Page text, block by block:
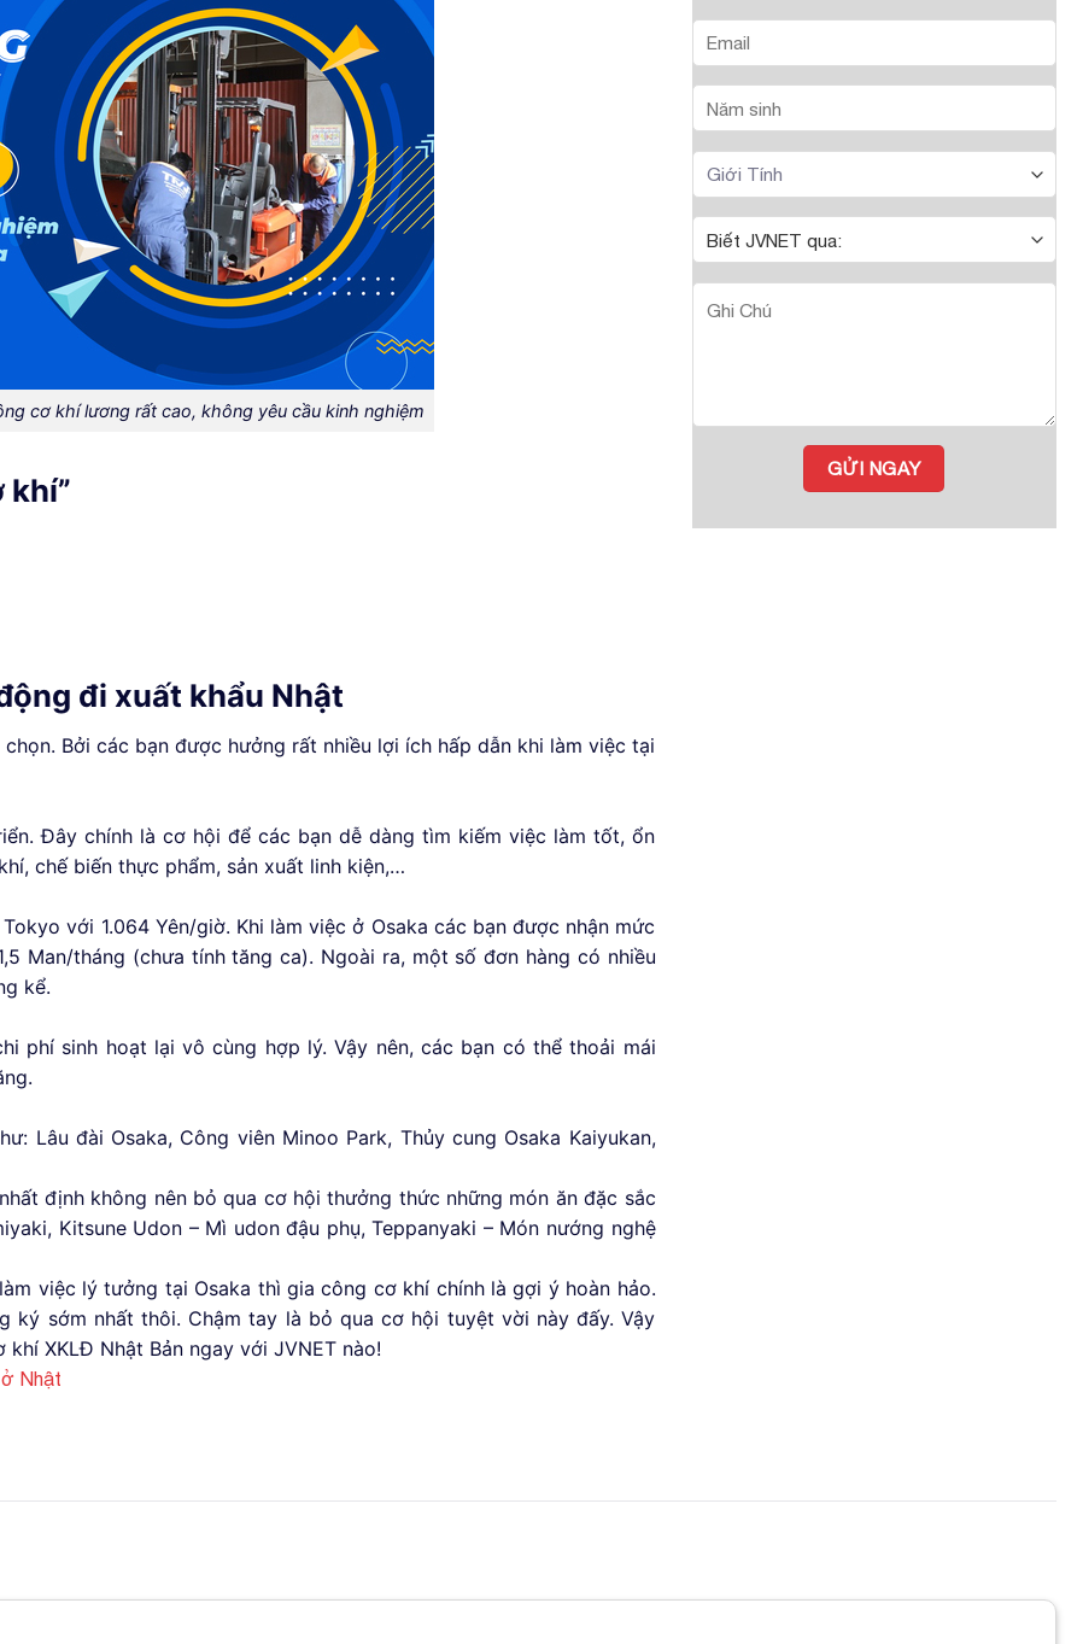
cơ khí lương rất cao, không yêu cầu kinh nghiệm
khí”
đi xuất khẩu Nhật
Bởi các bạn được hưởng rất nhiều lợi ích hấp dẫn khi làm việc tại
Đây chính là cơ hội để các bạn dễ dàng tìm kiếm việc làm tốt, ổn
chế biến thực phẩm, sản xuất linh kiện,…
với 1.064 Yên/giờ. Khi làm việc ở Osaka các bạn được nhận mức
Man/tháng (chưa tính tăng ca). Ngoài ra, một số đơn hàng có nhiều
kể.
phí sinh hoạt lại vô cùng hợp lý. Vậy nên, các bạn có thể thoải mái
Lâu đài Osaka, Công viên Minoo Park, Thủy cung Osaka Kaiyukan,
định không nên bỏ qua cơ hội thưởng thức những món ăn đặc sắc
Kitsune Udon – Mì udon đậu phụ, Teppanyaki – Món nướng nghệ
việc lý tưởng tại Osaka thì gia công cơ khí chính là gợi ý hoàn hảo.
ký sớm nhất thôi. Chậm tay là bỏ qua cơ hội tuyệt vời này đấy. Vậy
XKLĐ Nhật Bản ngay với JVNET nào!
Nhật